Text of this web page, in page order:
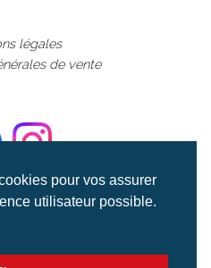
pour vos assurer
utilisateur possible.
légales
de vente
déposée 2024
banque d'images
video et cinéma |